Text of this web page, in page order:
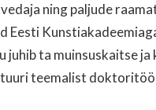
ning paljude
Eesti
ta muinsuskaitse
teemalist